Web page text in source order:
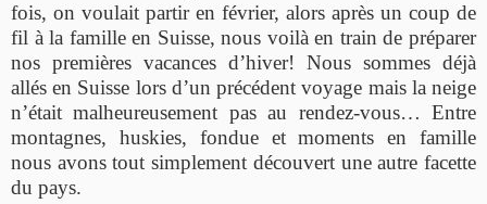
fois, on voulait partir en février, alors après un coup de
fil à la famille en Suisse, nous voilà en train de préparer
nos premières vacances d’hiver! Nous sommes déjà
allés en Suisse lors d’un précédent voyage mais la neige
n’était malheureusement pas au rendez-vous… Entre
montagnes, huskies, fondue et moments en famille
nous avons tout simplement découvert une autre facette
du pays.